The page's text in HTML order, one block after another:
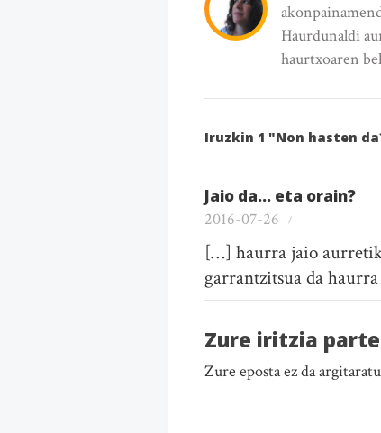
Haurdunaldi
haurtxoaren
Iruzkin 1 "Non hasten
Jaio da… eta orain?
2016-07-26
[…] haurra jaio aurretik
garrantzitsua da
Zure iritzia
Zure eposta ez da